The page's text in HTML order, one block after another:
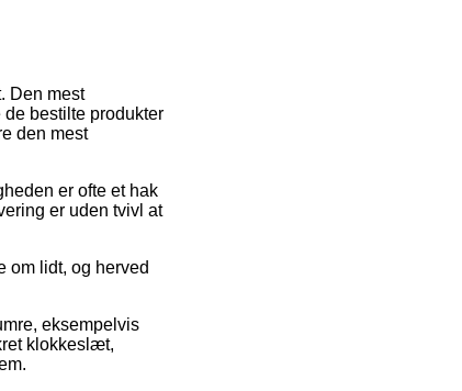
Den mest
bestilte produkter
den mest
er ofte et hak
er uden tvivl at
om lidt, og herved
eksempelvis
klokkeslæt,